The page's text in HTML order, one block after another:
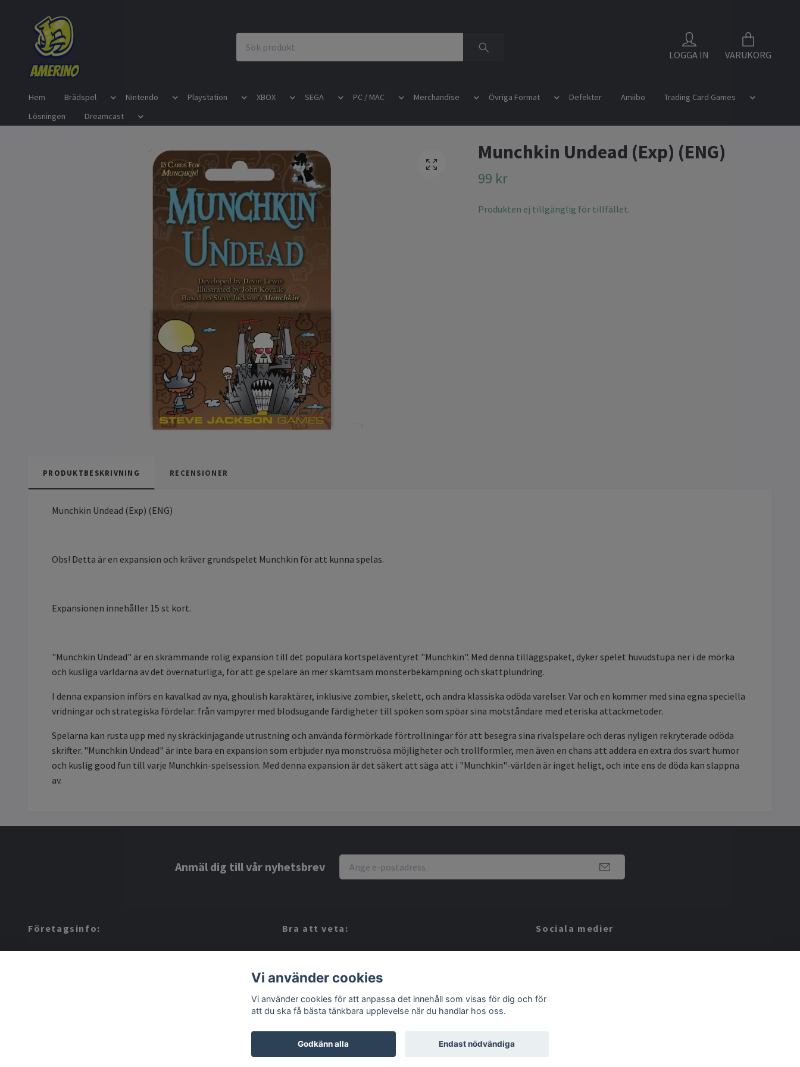
LOGGA IN VARUKORG
Hem Brädspel Nintendo Playstation XBOX SEGA PC / MAC Merchandise Övriga Format Defekter Amiibo
Trading Card Games
Lösningen
Dreamcast
Munchkin Undead (Exp) (ENG)
99 kr
Produkten ej tillgänglig för tillfället.
PRODUKTBESKRIVNING RECENSIONER
Munchkin Undead (Exp) (ENG)
Obs! Detta är en expansion och kräver grundspelet Munchkin för att kunna spelas.
Expansionen innehåller 15 st kort.
"Munchkin Undead" är en skrämmande rolig expansion till det populära kortspeläventyret "Munchkin". Med denna tilläggspaket, dyker spelet huvudstupa ner i de mörka
och kusliga världarna av det övernaturliga, för att ge spelare än mer skämtsam monsterbekämpning och skattplundring.
I denna expansion införs en kavalkad av nya, ghoulish karaktärer, inklusive zombier, skelett, och andra klassiska odöda varelser. Var och en kommer med sina egna speciella
vridningar och strategiska fördelar: från vampyrer med blodsugande färdigheter till spöken som spöar sina motståndare med eteriska attackmetoder.
Spelarna kan rusta upp med ny skräckinjagande utrustning och använda förmörkade förtrollningar för att besegra sina rivalspelare och deras nyligen rekryterade odöda
skrifter. "Munchkin Undead" är inte bara en expansion som erbjuder nya monstruösa möjligheter och trollformler, men även en chans att addera en extra dos svart humor
och kuslig good fun till varje Munchkin-spelsession. Med denna expansion är det säkert att säga att i "Munchkin"-världen är inget heligt, och inte ens de döda kan slappna
av.
Anmäl dig till vår nyhetsbrev
Företagsinfo: Bra att veta:
Köpvillkor
Sociala medier
Vi använder cookies
Vi använder cookies för att anpassa det innehåll som visas för dig och för
att du ska få bästa tänkbara upplevelse när du handlar hos oss.
Godkänn alla Endast nödvändiga